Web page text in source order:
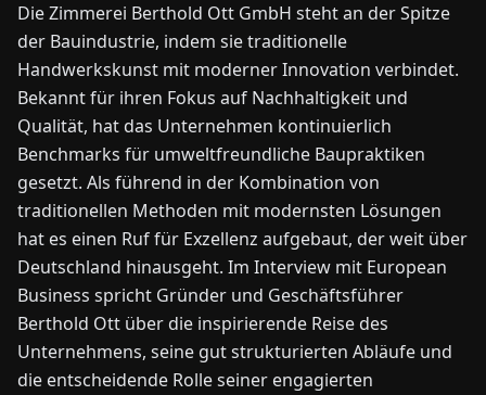
UNS
Die Zimmerei Berthold Ott GmbH steht an der Spitze
der Bauindustrie, indem sie traditionelle
Handwerkskunst mit moderner Innovation verbindet.
Bekannt für ihren Fokus auf Nachhaltigkeit und
Qualität, hat das Unternehmen kontinuierlich
Benchmarks für umweltfreundliche Baupraktiken
gesetzt. Als führend in der Kombination von
traditionellen Methoden mit modernsten Lösungen
hat es einen Ruf für Exzellenz aufgebaut, der weit über
Deutschland hinausgeht. Im Interview mit European
Business spricht Gründer und Geschäftsführer
Berthold Ott über die inspirierende Reise des
Unternehmens, seine gut strukturierten Abläufe und
die entscheidende Rolle seiner engagierten